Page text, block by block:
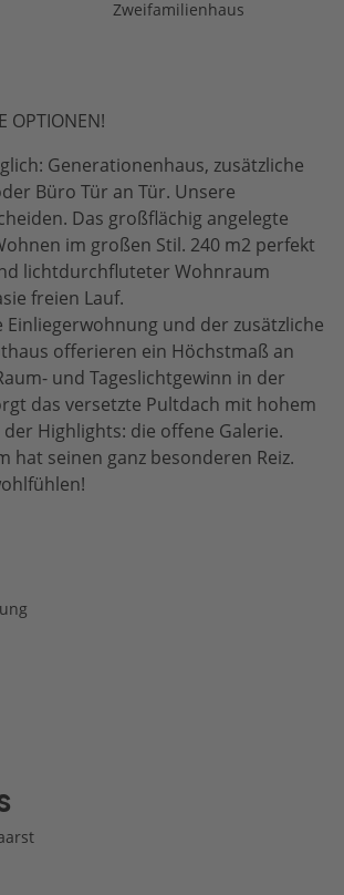
Zweifamilienhaus
OPTIONEN!
Generationenhaus, zusätzliche
Büro Tür an Tür. Unsere
Das großflächig angelegte
im großen Stil. 240 m2 perfekt
lichtdurchfluteter Wohnraum
freien Lauf.
Einliegerwohnung und der zusätzliche
offerieren ein Höchstmaß an
und Tageslichtgewinn in der
das versetzte Pultdach mit hohem
der Highlights: die offene Galerie.
hat seinen ganz besonderen Reiz.